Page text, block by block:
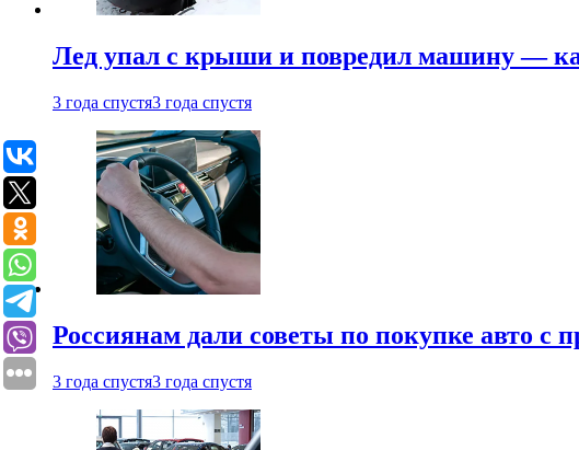
Лед упал с крыши и повредил машину —
3 года спустя3 года спустя
Россиянам дали советы по покупке авто с
3 года спустя3 года спустя